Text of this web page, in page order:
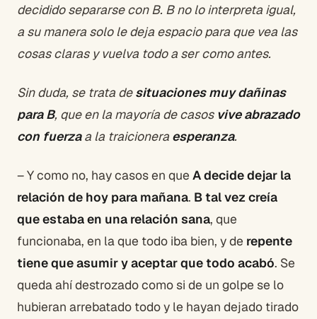
decidido separarse con B. B no lo interpreta igual,
a su manera solo le deja espacio para que vea las
cosas claras y vuelva todo a ser como antes.
Sin duda, se trata desituaciones muy dañinas
para B, que en la mayoría de casos vive abrazado
con fuerzaa la traicionera esperanza.
– Y como no, hay casos en que A decide dejar la
relación de hoy para mañana. B tal vez creía
que estaba en una relación sana, que
funcionaba, en la que todo iba bien, y de repente
tiene que asumir y aceptar que todo acabó. Se
queda ahí destrozado como si de un golpe se lo
hubieran arrebatado todo y le hayan dejado tirado